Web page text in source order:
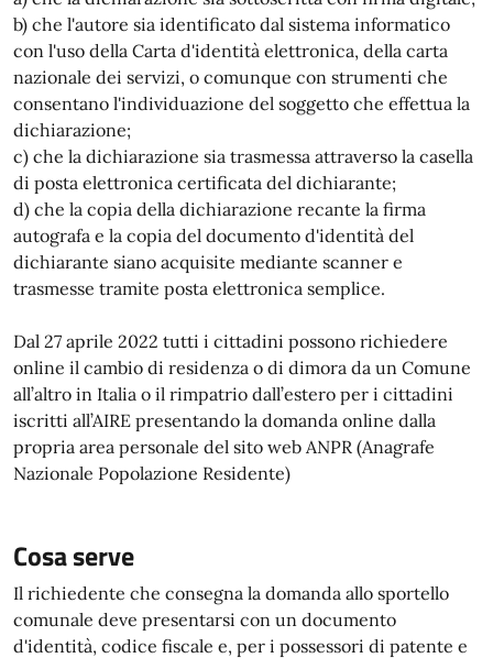
b) che l'autore sia identificato dal sistema informatico
con l'uso della Carta d'identità elettronica, della carta
nazionale dei servizi, o comunque con strumenti che
consentano l'individuazione del soggetto che effettua la
dichiarazione;
c) che la dichiarazione sia trasmessa attraverso la casella
di posta elettronica certificata del dichiarante;
d) che la copia della dichiarazione recante la firma
autografa e la copia del documento d'identità del
dichiarante siano acquisite mediante scanner e
trasmesse tramite posta elettronica semplice.
Dal 27 aprile 2022 tutti i cittadini possono richiedere
online il cambio di residenza o di dimora da un Comune
all’altro in Italia o il rimpatrio dall’estero per i cittadini
iscritti all’AIRE presentando la domanda online dalla
propria area personale del sito web ANPR (Anagrafe
Nazionale Popolazione Residente)
Cosa serve
Il richiedente che consegna la domanda allo sportello
comunale deve presentarsi con un documento
d'identità, codice fiscale e, per i possessori di patente e